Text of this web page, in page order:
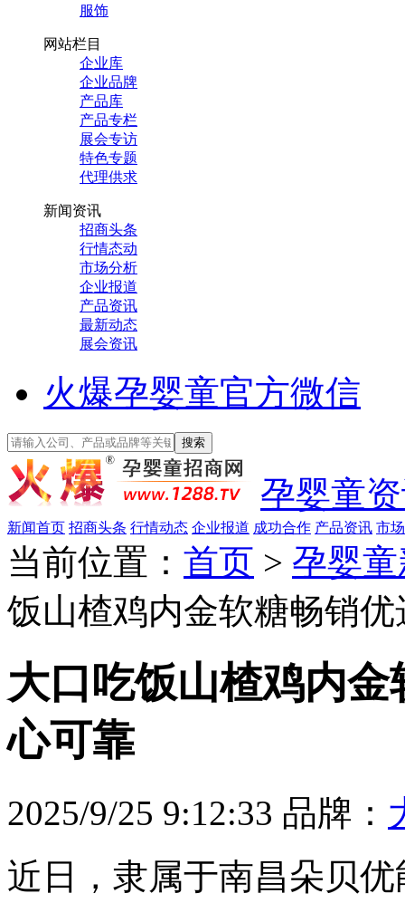
服饰
网站栏目
企业库
企业品牌
产品库
产品专栏
展会专访
特色专题
代理供求
新闻资讯
招商头条
行情态动
市场分析
企业报道
产品资讯
最新动态
展会资讯
火爆孕婴童官方微信
孕婴童
新闻首页 招商头条 行情动态 企业报道 成功合作 产品资讯 市
当前位置： 首页 > 孕婴
饭山楂鸡内金软糖畅销
大口吃饭山楂鸡内
心可靠
2025/9/25 9:12:33 品牌：
近日，隶属于南昌朵贝